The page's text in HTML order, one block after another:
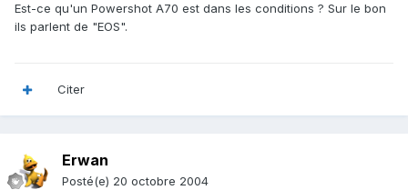
Est-ce qu'un Powershot A70 est dans les conditions ? Sur le bon
ils parlent de "EOS".
Citer
Erwan
Posté(e) 20 octobre 2004